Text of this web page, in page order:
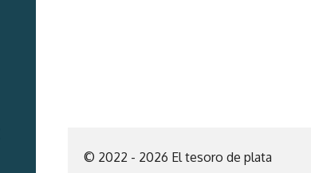
© 2022 - 2026 El tesoro de plata